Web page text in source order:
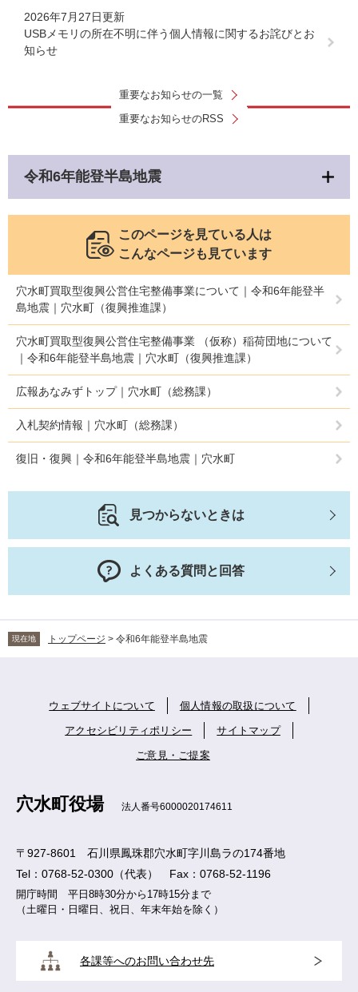
2026年7月27日更新
USBメモリの所在不明に伴う個人情報に関するお詫びとお
知らせ
重要なお知らせの一覧
重要なお知らせのRSS
令和6年能登半島地震
このページを見ている人は
こんなページも見ています
穴水町買取型復興公営住宅整備事業について｜令和6年能登半
島地震｜穴水町（復興推進課）
穴水町買取型復興公営住宅整備事業 （仮称）稲荷団地について
｜令和6年能登半島地震｜穴水町（復興推進課）
広報あなみずトップ｜穴水町（総務課）
入札契約情報｜穴水町（総務課）
復旧・復興｜令和6年能登半島地震｜穴水町
見つからないときは
よくある質問と回答
現在地 トップページ > 令和6年能登半島地震
ウェブサイトについて 個人情報の取扱について
アクセシビリティポリシー サイトマップ
ご意見・ご提案
穴水町役場 法人番号6000020174611
〒927-8601 石川県鳳珠郡穴水町字川島ラの174番地
Tel：0768-52-0300（代表） Fax：0768-52-1196
開庁時間 平日8時30分から17時15分まで
（土曜日・日曜日、祝日、年末年始を除く）
各課等へのお問い合わせ先